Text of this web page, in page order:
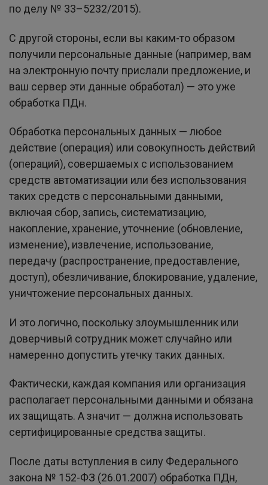
по делу № 33–5232/2015).
С другой стороны, если вы каким-то образом
получили персональные данные (например, вам
на электронную почту прислали предложение, и
ваш сервер эти данные обработал) — это уже
обработка ПДн.
Обработка персональных данных — любое
действие (операция) или совокупность действий
(операций), совершаемых с использованием
средств автоматизации или без использования
таких средств с персональными данными,
включая сбор, запись, систематизацию,
накопление, хранение, уточнение (обновление,
изменение), извлечение, использование,
передачу (распространение, предоставление,
доступ), обезличивание, блокирование, удаление,
уничтожение персональных данных.
И это логично, поскольку злоумышленник или
доверчивый сотрудник может случайно или
намеренно допустить утечку таких данных.
Фактически, каждая компания или организация
располагает персональными данными и обязана
их защищать. А значит — должна использовать
сертифицированные средства защиты.
После даты вступления в силу Федерального
закона № 152-ФЗ (26.01.2007) обработка ПДн,